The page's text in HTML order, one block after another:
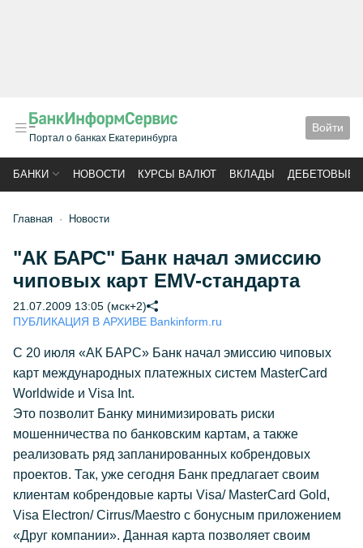
Портал о банках Екатеринбурга
Войти
БАНКИ НОВОСТИ КУРСЫ ВАЛЮТ ВКЛАДЫ ДЕБЕТОВЫЕ
Главная Новости
"АК БАРС" Банк начал эмиссию
чиповых карт EMV-стандарта
21.07.2009 13:05 (мск+2)
ПУБЛИКАЦИЯ В АРХИВЕ Bankinform.ru
С 20 июля «АК БАРС» Банк начал эмиссию чиповых
карт международных платежных систем MasterCard
Worldwide и Visa Int.
Это позволит Банку минимизировать риски
мошенничества по банковским картам, а также
реализовать ряд запланированных кобрендовых
проектов. Так, уже сегодня Банк предлагает своим
клиентам кобрендовые карты Visa/ MasterCard Gold,
Visa Electron/ Cirrus/Maestro с бонусным приложением
«Друг компании». Данная карта позволяет своим